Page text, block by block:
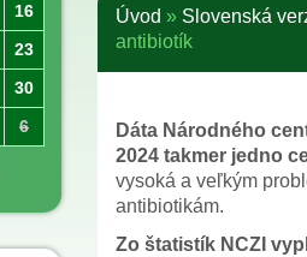
16
23
30
6
Úvod » Slovenská
antibiotík
Dáta Národného
2024 takmer jedno
vysoká a veľkým
antibiotikám.
Zo štatistík NCZI